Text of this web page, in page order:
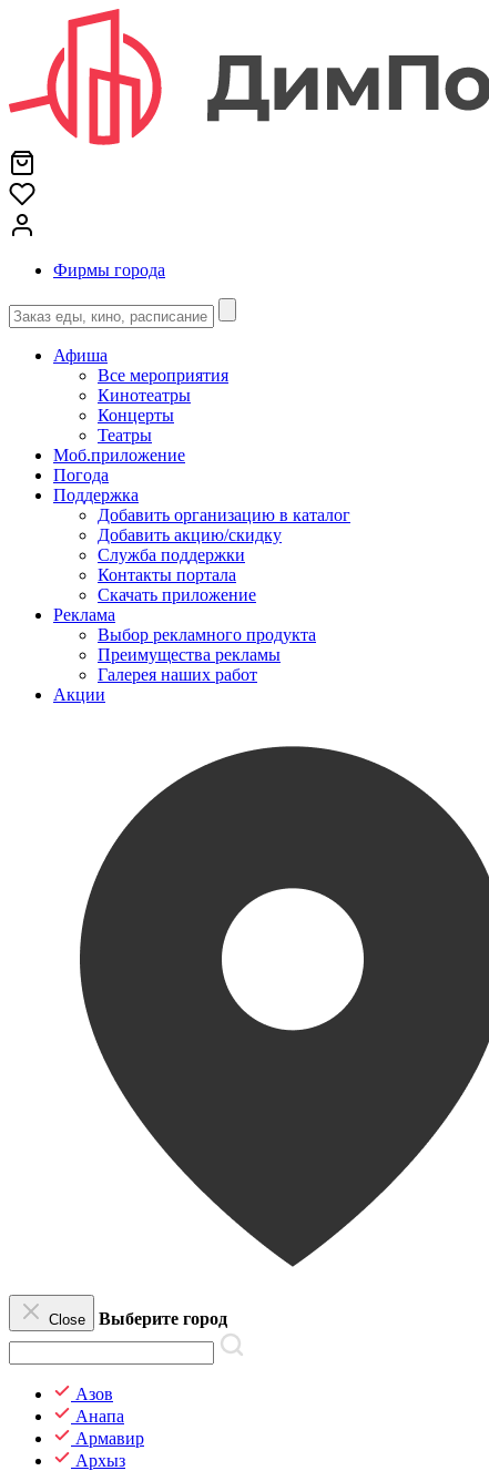
Фирмы города
Афиша
Все мероприятия
Кинотеатры
Концерты
Театры
Моб.приложение
Погода
Поддержка
Добавить организацию в каталог
Добавить акцию/скидку
Служба поддержки
Контакты портала
Скачать приложение
Реклама
Выбор рекламного продукта
Преимущества рекламы
Галерея наших работ
Акции
Close Выберите город
Азов
Анапа
Армавир
Архыз